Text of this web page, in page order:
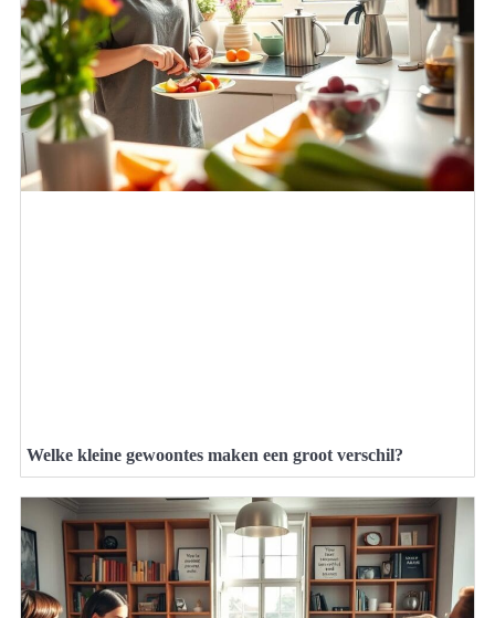
Welke kleine gewoontes maken een groot verschil?